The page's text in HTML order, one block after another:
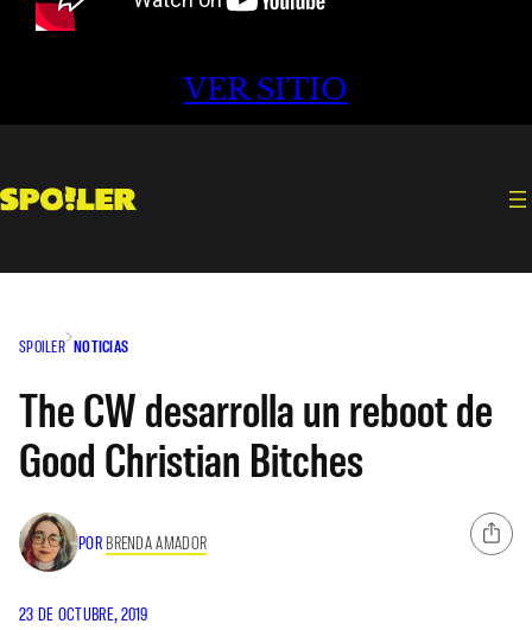
VER SITIO
SPOILER NOTICIAS
The CW desarrolla un reboot de
Good Christian Bitches
POR BRENDA AMADOR
23 DE OCTUBRE, 2019